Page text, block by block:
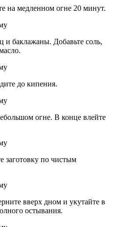
на медленном огне 20 минут.
и баклажаны. Добавьте соль,
до кипения.
огне. В конце влейте
заготовку по чистым
вверх дном и укутайте в
остывания.